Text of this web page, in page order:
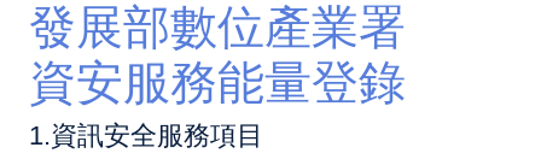
發展部數位產業署
資安服務能量登錄
1.資訊安全服務項目